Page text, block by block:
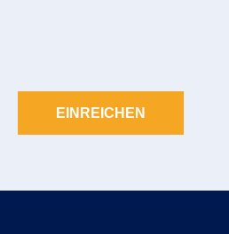
EINREICHEN